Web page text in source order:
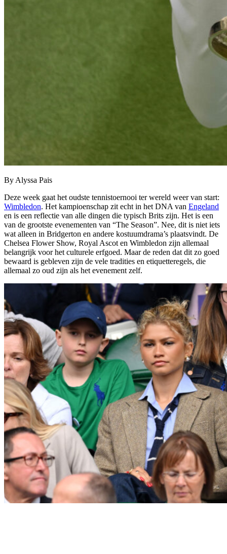
By Alyssa Pais
Deze week gaat het oudste tennistoernooi ter wereld weer van start:
Wimbledon. Het kampioenschap zit echt in het DNA van Engeland
en is een reflectie van alle dingen die typisch Brits zijn. Het is een
van de grootste evenementen van “The Season”. Nee, dit is niet iets
wat alleen in Bridgerton en andere kostuumdrama’s plaatsvindt. De
Chelsea Flower Show, Royal Ascot en Wimbledon zijn allemaal
belangrijk voor het culturele erfgoed. Maar de reden dat dit zo goed
bewaard is gebleven zijn de vele tradities en etiquetteregels, die
allemaal zo oud zijn als het evenement zelf.